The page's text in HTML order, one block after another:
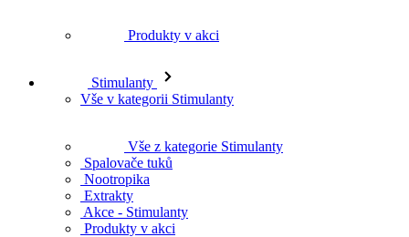
Produkty v akci
Stimulanty
Vše v kategorii Stimulanty
Vše z kategorie Stimulanty
Spalovače tuků
Nootropika
Extrakty
Akce - Stimulanty
Produkty v akci